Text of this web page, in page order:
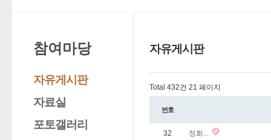
참여마당
자유게시판
자료실
포토갤러리
자유게시판
Total 432건 21 페이지
번호
32 정화...